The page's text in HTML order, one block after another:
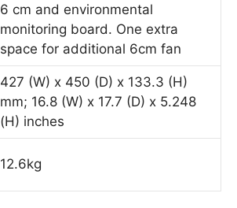
6 cm and environmental
monitoring board. One extra
space for additional 6cm fan
427 (W) x 450 (D) x 133.3 (H)
mm; 16.8 (W) x 17.7 (D) x 5.248
(H) inches
12.6kg